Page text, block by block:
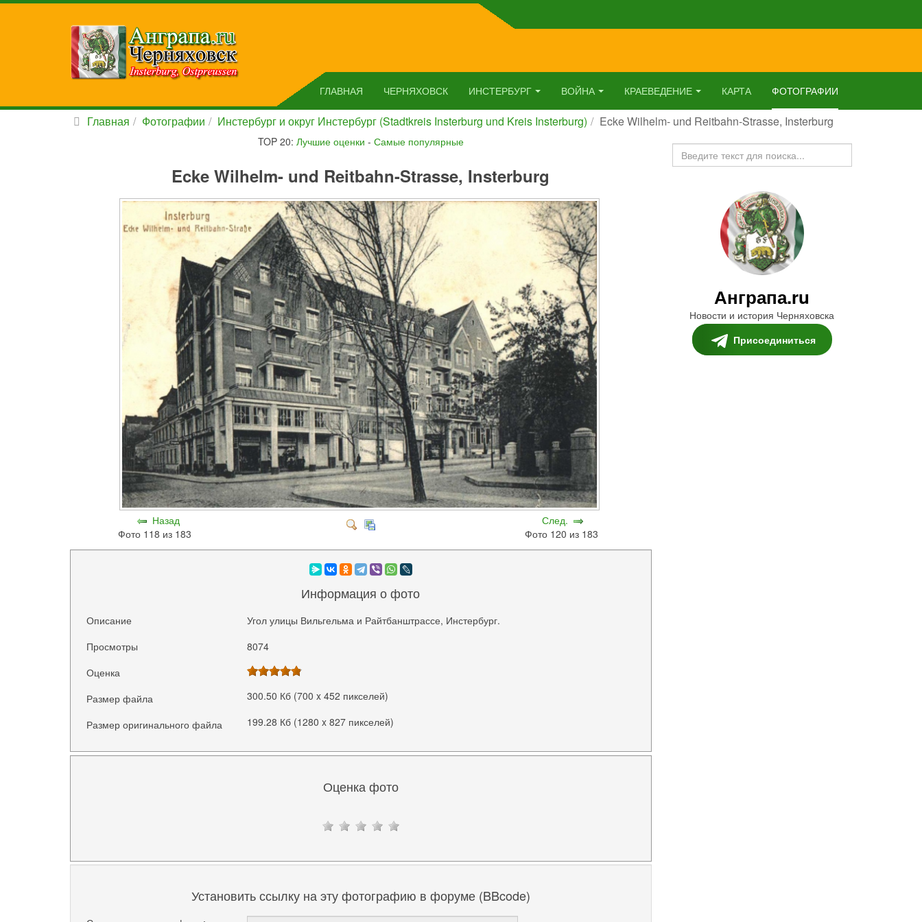
ГЛАВНАЯ ЧЕРНЯХОВСК ИНСТЕРБУРГ ВОЙНА КРАЕВЕДЕНИЕ КАРТА ФОТОГРАФИИ
Главная Фотографии Инстербург и округ Инстербург (Stadtkreis Insterburg und Kreis Insterburg) Ecke Wilhelm- und Reitbahn-Strasse, Insterburg
TOP 20: Лучшие оценки - Самые популярные
Ecke Wilhelm- und Reitbahn-Strasse, Insterburg
Назад
Фото 118 из 183
След.
Фото 120 из 183
Информация о фото
Описание
Угол улицы Вильгельма и Райтбанштрассе, Инстербург.
Просмотры
8074
Оценка
Размер файла
300.50 Кб (700 x 452 пикселей)
Размер оригинального файла 199.28 Кб (1280 x 827 пикселей)
Оценка фото
Установить ссылку на эту фотографию в форуме (BBcode)
Искать...
Анграпа.ru
Новости и история Черняховска
Присоединиться